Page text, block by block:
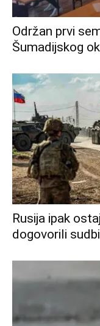
Održan prvi
Šumadijskog
Rusija ipak
dogovorili